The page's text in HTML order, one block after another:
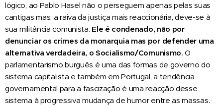
lógico, ao Pablo Hasel não o perseguem apenas pelas suas
cantigas mas, a raiva da justiça mais reaccionária, deve-se à
sua militância comunista. Ele é condenado, não por
denunciar os crimes da monarquia mas por defender uma
alternativa verdadeira, o Socialismo/Comunismo.O
parlamentarismo burguês é uma das formas de governo do
sistema capitalista e também em Portugal, a tendência
governamental para a fascização é uma reacção desse
sistema à progressiva mudança de humor entre as massas.